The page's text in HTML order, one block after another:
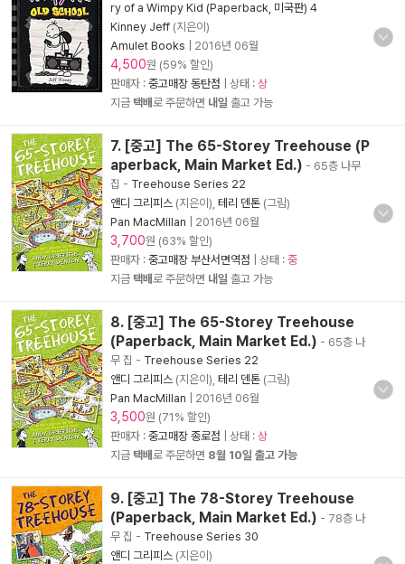
ry of a Wimpy Kid (Paperback, 미국판) 4
Kinney Jeff (지은이)
Amulet Books
2016년 06월
4,500원 (59% 할인)
판매자 : 중고매장 동탄점 | 상태 : 상
지금 택배로 주문하면 내일 출고 가능
7. [중고] The 65-Storey Treehouse (P
aperback, Main Market Ed.) - 65층 나무
집 - Treehouse Series 22
앤디 그리피스 (지은이), 테리 덴톤 (그림)
Pan MacMillan
2016년 06월
3,700원 (63% 할인)
판매자 : 중고매장 부산서면역점 | 상태 : 중
지금 택배로 주문하면 내일 출고 가능
8. [중고] The 65-Storey Treehouse
(Paperback, Main Market Ed.) - 65층 나
무 집 - Treehouse Series 22
앤디 그리피스 (지은이), 테리 덴톤 (그림)
Pan MacMillan
2016년 06월
3,500원 (71% 할인)
판매자 : 중고매장 종로점 | 상태 : 상
지금 택배로 주문하면 8월 10일 출고 가능
9. [중고] The 78-Storey Treehouse
(Paperback, Main Market Ed.) - 78층 나
무 집 - Treehouse Series 30
앤디 그리피스 (지은이)